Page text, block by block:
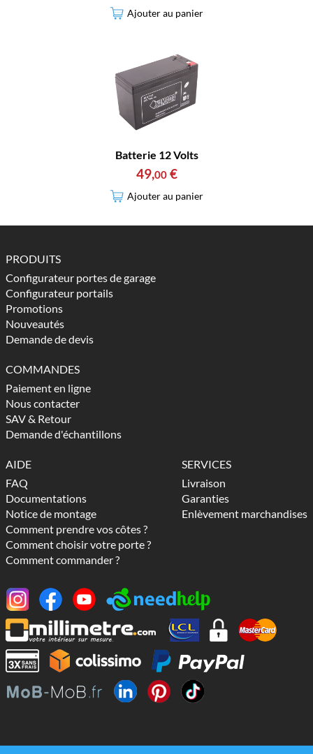
Ajouter au panier
Batterie 12 Volts
49,00 €
Ajouter au panier
PRODUITS
Configurateur portes de garage
Configurateur portails
Promotions
Nouveautés
Demande de devis
COMMANDES
Paiement en ligne
Nous contacter
SAV & Retour
Demande d'échantillons
AIDE
FAQ
Documentations
Notice de montage
Comment prendre vos côtes ?
Comment choisir votre porte ?
Comment commander ?
SERVICES
Livraison
Garanties
Enlèvement marchandises